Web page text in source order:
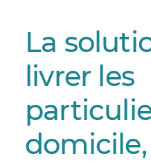
La
livrer les